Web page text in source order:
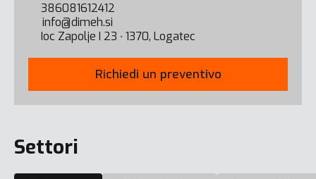
386081612412
info@dimeh.si
Ioc Zapolje I 23 ∙ 1370, Logatec
Richiedi un preventivo
Settori